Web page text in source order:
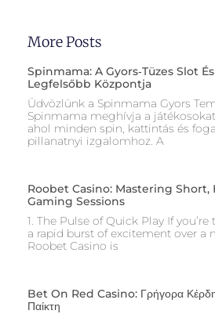
More Posts
Spinmama: A Gyors‑Tüzes Slot
Legfelsőbb Központja
Üdvözlünk a Spinmama Gyors
Spinmama meghívja a
ahol minden spin, kattintás és
pillanatnyi izgalomhoz. A
Roobet Casino: Mastering Short,
Gaming Sessions
1. The Pulse of Quick Play If
a rapid burst of excitement over a
Roobet Casino is
Bet On Red Casino: Γρήγορα Κέρδη
Παίκτη